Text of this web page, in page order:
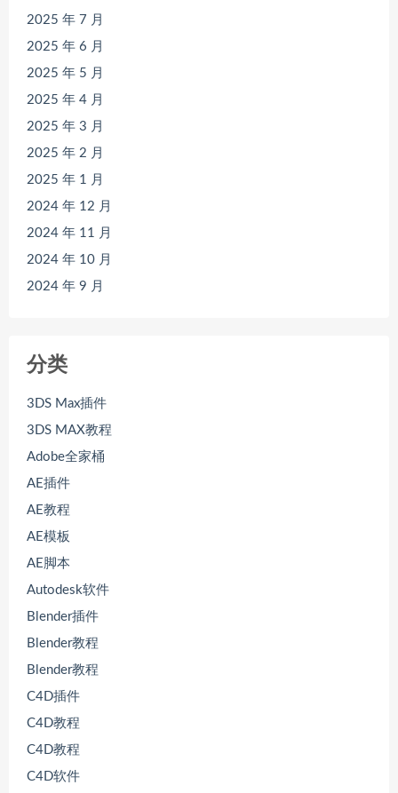
2025 年 7 月
2025 年 6 月
2025 年 5 月
2025 年 4 月
2025 年 3 月
2025 年 2 月
2025 年 1 月
2024 年 12 月
2024 年 11 月
2024 年 10 月
2024 年 9 月
分类
3DS Max插件
3DS MAX教程
Adobe全家桶
AE插件
AE教程
AE模板
AE脚本
Autodesk软件
Blender插件
Blender教程
Blender教程
C4D插件
C4D教程
C4D教程
C4D软件